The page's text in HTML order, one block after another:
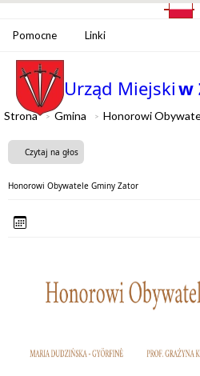
Pomocne Linki
Urząd Miejskiw
Strona Gmina Honorowi
Czytaj na głos
Honorowi Obywatele Gminy Zator